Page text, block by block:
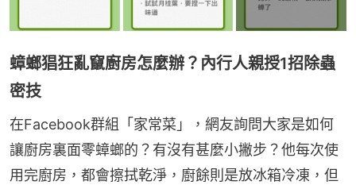
蟑螂猖狂亂竄廚房怎麼辦？內行人親授1招除蟲
密技
在Facebook群組「家常菜」，網友詢問大家是如何
讓廚房裏面零蟑螂的？有沒有甚麼小撇步？他每次使
用完廚房，都會擦拭乾淨，廚餘則是放冰箱冷凍，但